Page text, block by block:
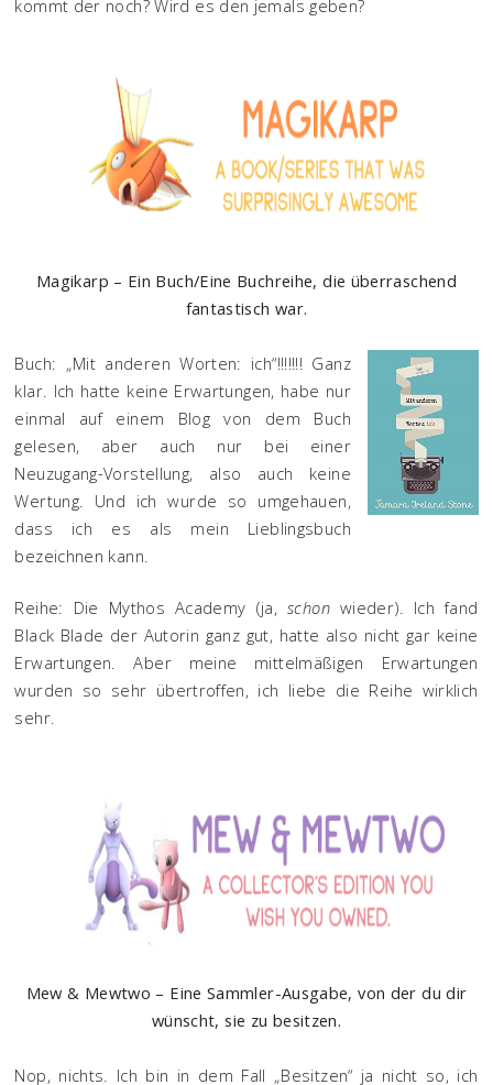
kommt der noch? Wird es den jemals geben?
Magikarp – Ein Buch/Eine Buchreihe, die überraschend
fantastisch war.
Buch: „Mit anderen Worten: ich“!!!!!!! Ganz
klar. Ich hatte keine Erwartungen, habe nur
einmal auf einem Blog von dem Buch
gelesen, aber auch nur bei einer
Neuzugang-Vorstellung, also auch keine
Wertung. Und ich wurde so umgehauen,
dass ich es als mein Lieblingsbuch
bezeichnen kann.
Reihe: Die Mythos Academy (ja,schonwieder). Ich fand
Black Blade der Autorin ganz gut, hatte also nicht gar keine
Erwartungen. Aber meine mittelmäßigen Erwartungen
wurden so sehr übertroffen, ich liebe die Reihe wirklich
sehr.
Mew & Mewtwo – Eine Sammler-Ausgabe, von der du dir
wünscht, sie zu besitzen.
Nop, nichts. Ich bin in dem Fall „Besitzen“ ja nicht so, ich